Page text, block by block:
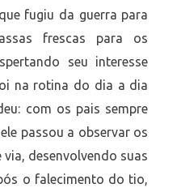
fugiu da guerra para
frescas para os
seu interesse
na rotina do dia a dia
com os pais sempre
passou a observar os
desenvolvendo suas
o falecimento do tio,